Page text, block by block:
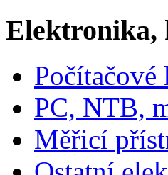
Elektronika,
Počítačové
PC, NTB,
Měřicí